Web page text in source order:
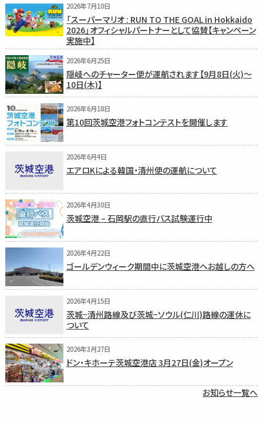
2026年7月10日
「スーパーマリオ : RUN TO THE GOAL in Hokkaido
2026」オフィシャルパートナーとして協賛【キャンペーン
実施中】
2026年6月25日
隠岐へのチャーター便が運航されます【9月8日(火)〜
10日(木)】
2026年6月18日
第10回茨城空港フォトコンテストを開催します
2026年6月4日
エアロKによる韓国・清州便の運航について
2026年4月30日
茨城空港 – 石岡駅の直行バス試験運行中
2026年4月22日
ゴールデンウィーク期間中に茨城空港へお越しの方へ
2026年4月15日
茨城−清州路線及び茨城−ソウル(仁川)路線の運休に
ついて
2026年3月27日
ドン・キホーテ茨城空港店 3月27日(金)オープン
お知らせ一覧へ